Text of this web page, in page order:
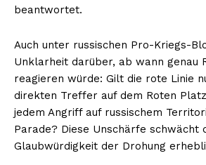
beantwortet.
Auch unter russischen Pro-Kriegs-
Unklarheit darüber, ab wann genau
reagieren würde: Gilt die rote Linie
direkten Treffer auf dem Roten
jedem Angriff auf russischem
Parade? Diese Unschärfe schwächt
Glaubwürdigkeit der Drohung